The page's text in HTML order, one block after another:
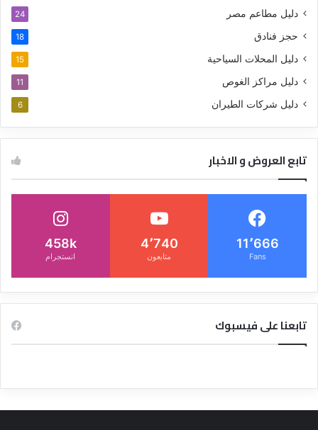
دليل مطاعم مصر 24
حجز فنادق 18
دليل المحلات السياحية 15
دليل مراكز الغوص 11
دليل شركات الطيران 6
تابع العروض و الاخبار
11٬666
Fans
4٬740
متابعون
458k
انستجرام
تابعنا على فيسبوك